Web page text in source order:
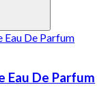
Eau De Parfum